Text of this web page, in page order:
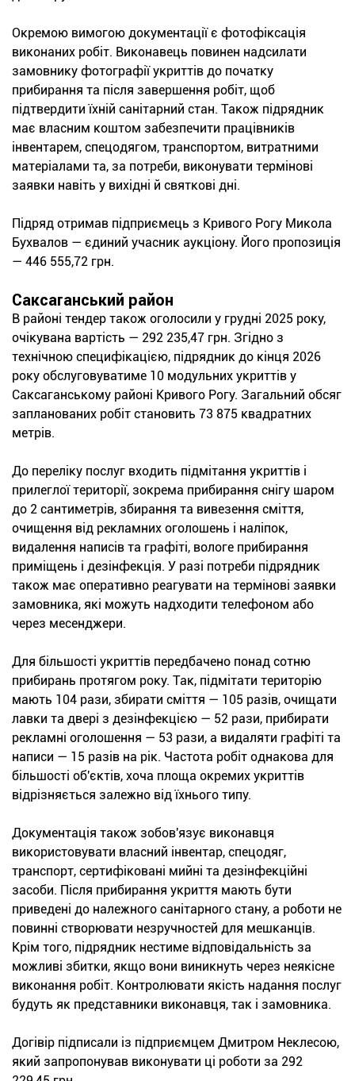
Окремою вимогою документації є фотофіксація
виконаних робіт. Виконавець повинен надсилати
замовнику фотографії укриттів до початку
прибирання та після завершення робіт, щоб
підтвердити їхній санітарний стан. Також підрядник
має власним коштом забезпечити працівників
інвентарем, спецодягом, транспортом, витратними
матеріалами та, за потреби, виконувати термінові
заявки навіть у вихідні й святкові дні.
Підряд отримав підприємець з Кривого Рогу Микола
Бухвалов — єдиний учасник аукціону. Його пропозиція
— 446 555,72 грн.
Саксаганський район
В районі тендер також оголосили у грудні 2025 року,
очікувана вартість — 292 235,47 грн. Згідно з
технічною специфікацією, підрядник до кінця 2026
року обслуговуватиме 10 модульних укриттів у
Саксаганському районі Кривого Рогу. Загальний обсяг
запланованих робіт становить 73 875 квадратних
метрів.
До переліку послуг входить підмітання укриттів і
прилеглої території, зокрема прибирання снігу шаром
до 2 сантиметрів, збирання та вивезення сміття,
очищення від рекламних оголошень і наліпок,
видалення написів та графіті, вологе прибирання
приміщень і дезінфекція. У разі потреби підрядник
також має оперативно реагувати на термінові заявки
замовника, які можуть надходити телефоном або
через месенджери.
Для більшості укриттів передбачено понад сотню
прибирань протягом року. Так, підмітати територію
мають 104 рази, збирати сміття — 105 разів, очищати
лавки та двері з дезінфекцією — 52 рази, прибирати
рекламні оголошення — 53 рази, а видаляти графіті та
написи — 15 разів на рік. Частота робіт однакова для
більшості об'єктів, хоча площа окремих укриттів
відрізняється залежно від їхнього типу.
Документація також зобов'язує виконавця
використовувати власний інвентар, спецодяг,
транспорт, сертифіковані мийні та дезінфекційні
засоби. Після прибирання укриття мають бути
приведені до належного санітарного стану, а роботи не
повинні створювати незручностей для мешканців.
Крім того, підрядник нестиме відповідальність за
можливі збитки, якщо вони виникнуть через неякісне
виконання робіт. Контролювати якість надання послуг
будуть як представники виконавця, так і замовника.
Догівір підписали із підприємцем Дмитром Неклесою,
який запропонував виконувати ці роботи за 292